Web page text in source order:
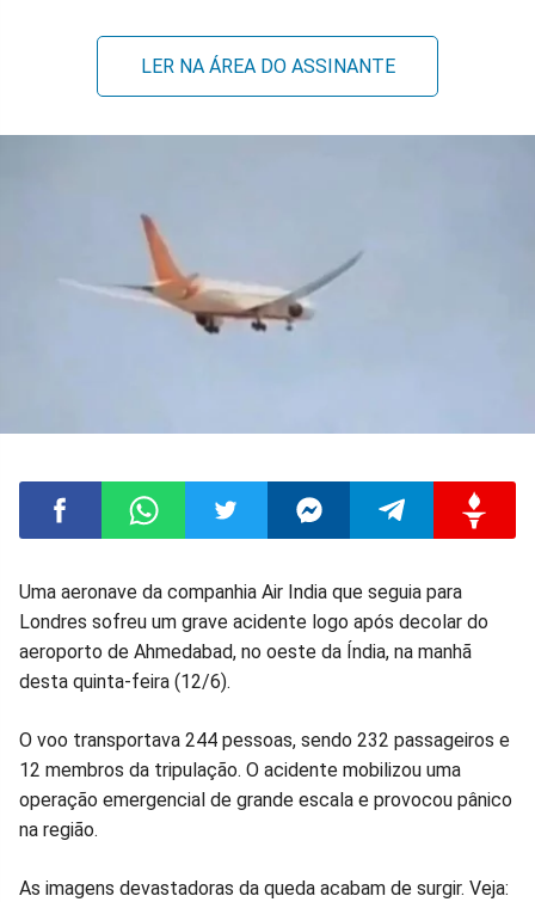
LER NA ÁREA DO ASSINANTE
Compartilhar
no
Compartilhar
no
Compartilhar
no
Compartilhar
no
Compartilhar
no
no
Uma aeronave da companhia Air India que seguia para
Londres sofreu um grave acidente logo após decolar do
aeroporto de Ahmedabad, no oeste da Índia, na manhã
desta quinta-feira (12/6).
O voo transportava 244 pessoas, sendo 232 passageiros e
12 membros da tripulação. O acidente mobilizou uma
operação emergencial de grande escala e provocou pânico
na região.
As imagens devastadoras da queda acabam de surgir. Veja: